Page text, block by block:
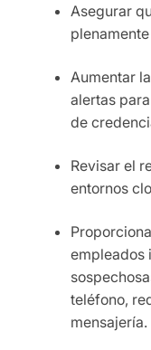
Asegurar
Aumentar
alertas
de
Revisar el
entornos
empleados
teléfono,
mensajería.